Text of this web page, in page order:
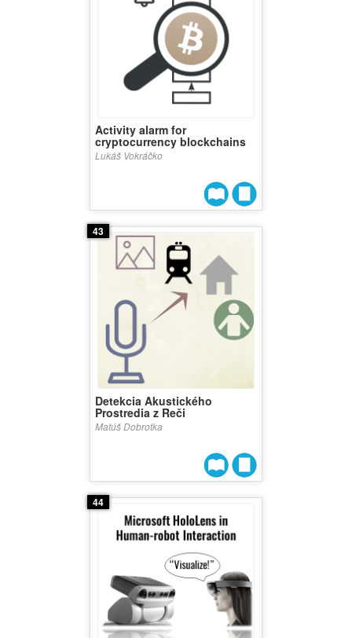
Activity alarm for
cryptocurrency blockchains
Lukáš Vokráčko
43
Detekcia Akustického
Prostredia z Reči
Matúš Dobrotka
44